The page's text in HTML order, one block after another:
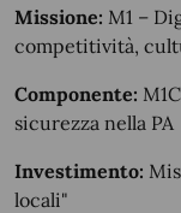
Missione: M1 –
competitività,
Componente:
sicurezza nella PA
Investimento:
locali"